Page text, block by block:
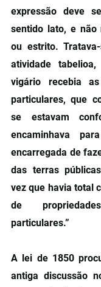
expressão deve
sentido lato, e não
ou estrito.
atividade
vigário recebia
particulares, que
se estavam
encaminhava
encarregada de
das terras
vez que havia total
de
particulares.”
A lei de 1850
antiga discussão